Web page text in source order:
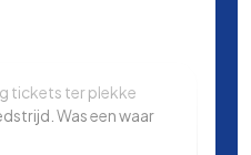
tickets ter plekke
Was een waar